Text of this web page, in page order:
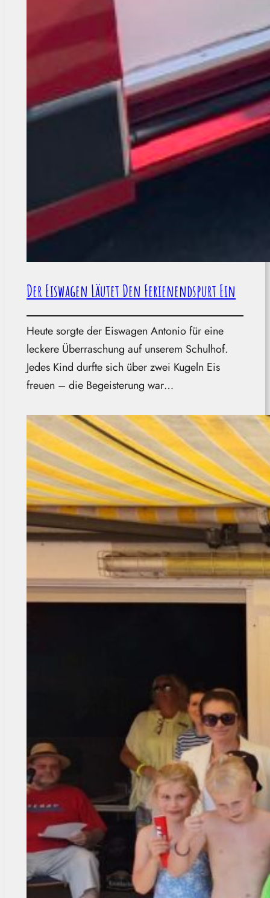
Der Eiswagen Läutet Den Ferienendspurt Ein
Heute sorgte der Eiswagen Antonio für eine
leckere Überraschung auf unserem Schulhof.
Jedes Kind durfte sich über zwei Kugeln Eis
freuen – die Begeisterung war…